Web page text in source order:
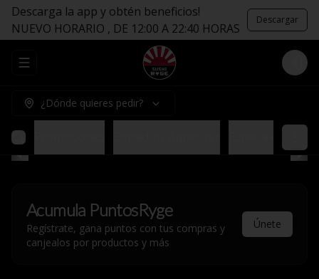
Descarga la app y obtén beneficios!
NUEVO HORARIO , DE 12:00 A 22:40 HORAS
Descargar
Abrir menu de navegación Login
¿Dónde quieres pedir?
Acumula PuntosRyge
Regístrate, gana puntos con tus compras y
canjealos por productos y más
Únete